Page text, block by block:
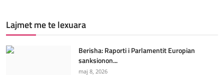
Lajmet me te lexuara
Berisha: Raporti i Parlamentit Europian
sanksionon...
maj 8, 2026